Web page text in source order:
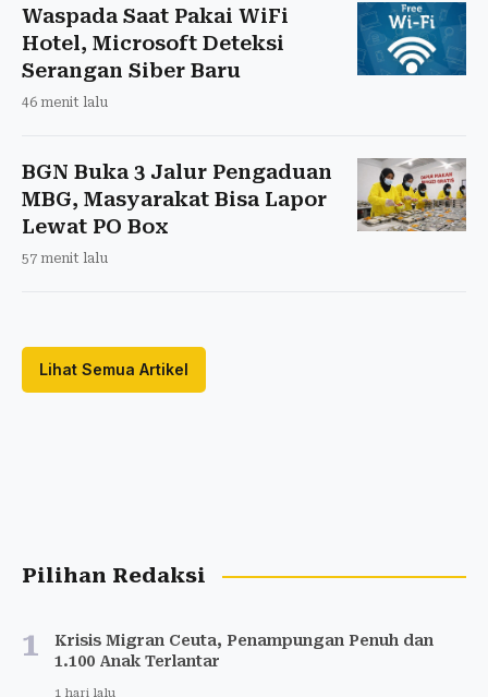
Waspada Saat Pakai WiFi
Hotel, Microsoft Deteksi
Serangan Siber Baru
46 menit lalu
BGN Buka 3 Jalur Pengaduan
MBG, Masyarakat Bisa Lapor
Lewat PO Box
57 menit lalu
Lihat Semua Artikel
Pilihan Redaksi
1
Krisis Migran Ceuta, Penampungan Penuh dan
1.100 Anak Terlantar
1 hari lalu